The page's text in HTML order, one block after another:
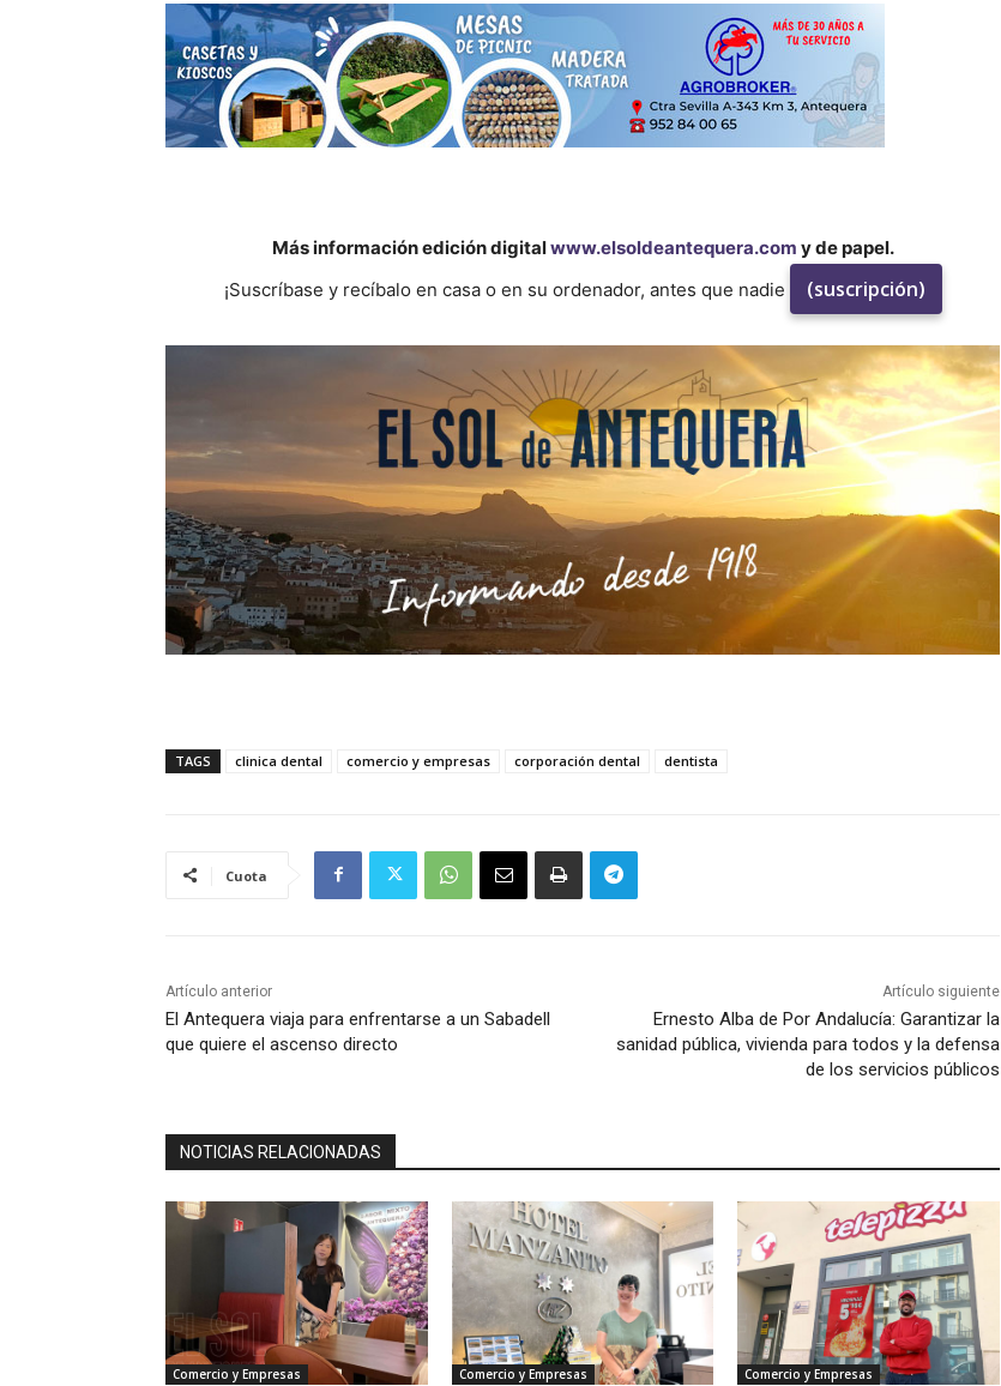
Más información edición digitalwww.elsoldeantequera.com y de papel.
¡Suscríbase y recíbalo en casa o en su ordenador, antes que nadie
(suscripción)
TAGS clinica dental comercio y empresas corporación dental dentista
Cuota
Artículo anterior
El Antequera viaja para enfrentarse a un Sabadell
que quiere el ascenso directo
Artículo siguiente
Ernesto Alba de Por Andalucía: Garantizar la
sanidad pública, vivienda para todos y la defensa
de los servicios públicos
NOTICIAS RELACIONADAS
Comercio y Empresas Comercio y Empresas Comercio y Empresas